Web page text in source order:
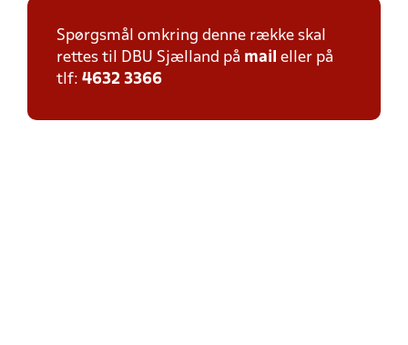
Spørgsmål omkring denne række skal
rettes til DBU Sjælland på mail eller på
tlf: 4632 3366